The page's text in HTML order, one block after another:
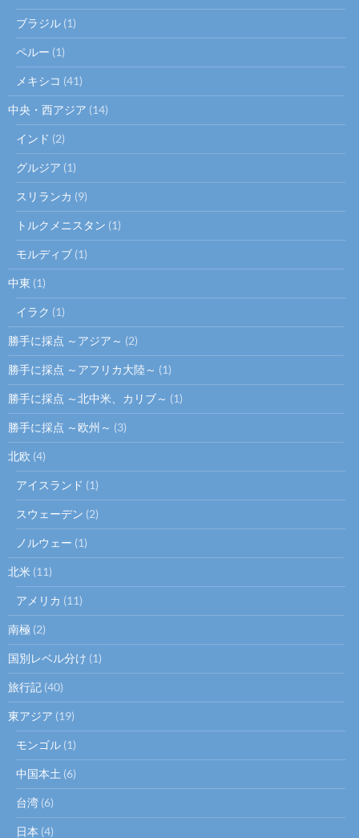
ブラジル (1)
ペルー (1)
メキシコ (41)
中央・西アジア (14)
インド (2)
グルジア (1)
スリランカ (9)
トルクメニスタン (1)
モルディブ (1)
中東 (1)
イラク (1)
勝手に採点 ～アジア～ (2)
勝手に採点 ～アフリカ大陸～ (1)
勝手に採点 ～北中米、カリブ～ (1)
勝手に採点 ～欧州～ (3)
北欧 (4)
アイスランド (1)
スウェーデン (2)
ノルウェー (1)
北米 (11)
アメリカ (11)
南極 (2)
国別レベル分け (1)
旅行記 (40)
東アジア (19)
モンゴル (1)
中国本土 (6)
台湾 (6)
日本 (4)